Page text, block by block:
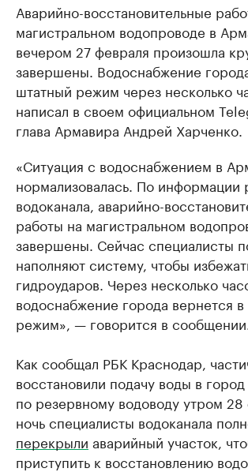
Аварийно-восстановительные
магистральном водопроводе в
вечером 27 февраля произошла
завершены. Водоснабжение
штатный режим через несколько
написал в своем официальном
глава Армавира Андрей Харченко.
«Ситуация с водоснабжением в
нормализовалась. По информации
водоканала, аварийно-
работы на магистральном
завершены. Сейчас специалисты
наполняют систему, чтобы
гидроударов. Через несколько
водоснабжение города вернется
режим», — говорится в сообщении.
Как сообщал РБК Краснодар,
восстановили подачу воды в
по резервному водоводу утром 28
ночь специалисты водоканала
перекрыли аварийный участок,
приступить к восстановлению